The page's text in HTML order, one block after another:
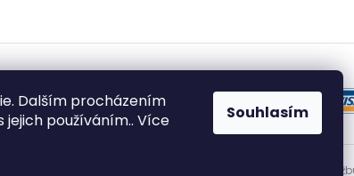
Dalším procházením
jejich používáním.. Více
Souhlasím
účtenku. Zároveň je povinen zaevidovat přijatou